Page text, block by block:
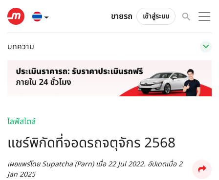
ขายรถ เข้าสู่ระบบ
บทความ
ไลฟ์สไตล์
แชร์พิกัดที่จอดรถจตุจักร 2568
เผยแพร่โดยSupatcha (Parn) เมื่อ22 Jul 2022. อัปเดตเมื่อ2
Jan 2025